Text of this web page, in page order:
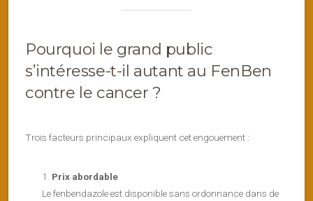
Pourquoi le grand public
s’intéresse-t-il autant au FenBen
contre le cancer ?
Trois facteurs principaux expliquent cet engouement :
Prix abordable
Le fenbendazole est disponible sans ordonnance dans de